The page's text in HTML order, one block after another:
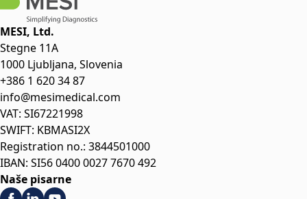
MESI, Ltd.
Stegne 11A
1000 Ljubljana, Slovenia
+386 1 620 34 87
info@mesimedical.com
VAT: SI67221998
SWIFT: KBMASI2X
Registration no.: 3844501000
IBAN: SI56 0400 0027 7670 492
Naše pisarne